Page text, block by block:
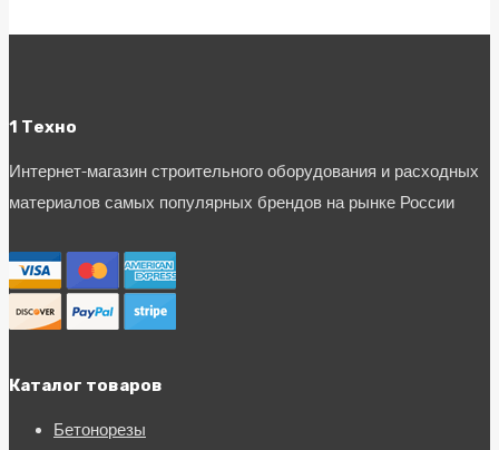
1 Техно
Интернет-магазин строительного оборудования и расходных
материалов самых популярных брендов на рынке России
Каталог товаров
Бетонорезы